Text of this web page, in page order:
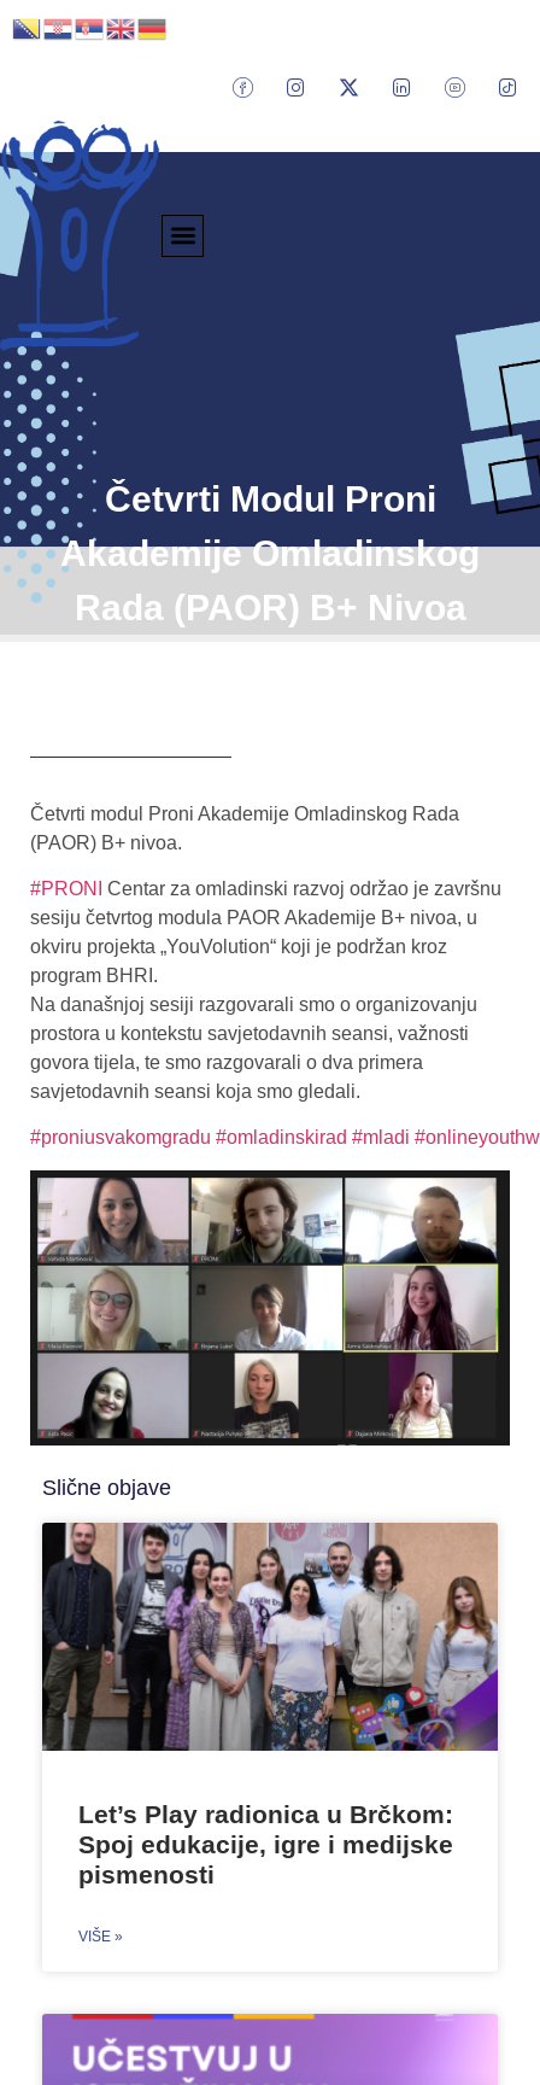
Četvrti Modul Proni
Akademije Omladinskog
Rada (PAOR) B+ Nivoa
Četvrti modul Proni Akademije Omladinskog Rada
(PAOR) B+ nivoa.
#PRONI
Centar za omladinski razvoj održao je završnu
sesiju četvrtog modula PAOR Akademije B+ nivoa, u
okviru projekta „YouVolution“ koji je podržan kroz
program BHRI.
Na današnjoj sesiji razgovarali smo o organizovanju
prostora u kontekstu savjetodavnih seansi, važnosti
govora tijela, te smo razgovarali o dva primera
savjetodavnih seansi koja smo gledali.
#proniusvakomgradu #omladinskirad #mladi
Slične objave
Let’s Play radionica u Brčkom:
Spoj edukacije, igre i medijske
pismenosti
VIŠE »